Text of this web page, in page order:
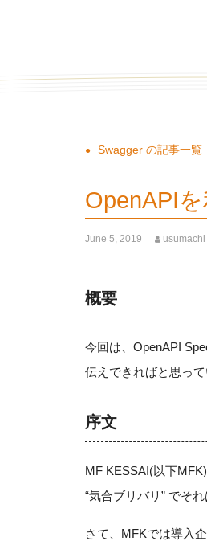
Swagger の記事一覧
OpenAPI
June 5, 2019 usumachi
概要
今回は、OpenAPI
伝えできればと思って
序文
MF KESSAI(以下
“気合ブリバリ” でそ
さて、MFKでは導入